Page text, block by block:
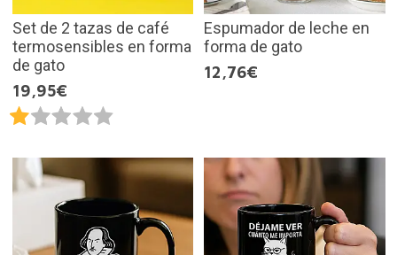
Set de 2 tazas de café
termosensibles en forma
de gato
19,95€
Espumador de leche en
forma de gato
12,76€